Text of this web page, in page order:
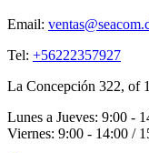
Email:
Tel: +56222357927
La Concepción 322, of
Lunes a Jueves: 9:00 -
Viernes: 9:00 - 14:00 /